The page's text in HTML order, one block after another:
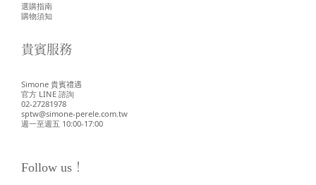
選購指南
購物須知
貴賓服務
Simone 貴賓禮遇
官方 LINE 諮詢
02-27281978
sptw@simone-perele.com.tw
週一至週五 10:00-17:00
Follow us！